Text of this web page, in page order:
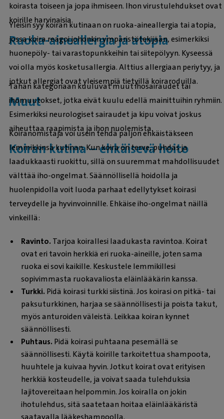
koirasta toiseen ja jopa ihmiseen. Ihon virustulehdukset ovat
koirille harvinaisia.
Ruoka-aineallergia ja atopia
Yleisin syy koiran kutinaan on ruoka-aineallergia tai atopia,
jossa koira reagoi johonkin ympäristötekijään, esimerkiksi
huonepöly- tai varastopunkkeihin tai siitepölyyn. Kyseessä
voi olla myös kosketusallergia. Alttius allergiaan periytyy, ja
jotkut allergiat ovat yleisempiä tietyillä koiraroduilla.
Muut
Tähän kategoriaan kuuluvat muut ihosairaudet tai
ihomuutokset, jotka eivät kuulu edellä mainittuihin ryhmiin.
Esimerkiksi neurologiset sairaudet ja kipu voivat joskus
aiheuttaa raapimista ja ihon nuolemista.
Koiran kutina – ehkäisevä hoito
Koiranomistaja voi usein tehdä paljon ehkäistäkseen
lemmikkinsä kutinan. Kun koira on terve, puhdas ja
laadukkaasti ruokittu, sillä on suuremmat mahdollisuudet
välttää iho-ongelmat. Säännöllisellä hoidolla ja
huolenpidolla voit luoda parhaat edellytykset koirasi
terveydelle ja hyvinvoinnille. Ehkäise iho-ongelmat näillä
vinkeillä:
Ravinto. Tarjoa koirallesi laadukasta ravintoa. Koirat
ovat eri tavoin herkkiä eri ruoka-aineille, joten sama
ruoka ei sovi kaikille. Keskustele lemmikillesi
sopivimmasta ruokavaliosta eläinlääkärin kanssa.
Turkki. Pidä koirasi turkki siistinä. Jos koirasi on pitkä- tai
paksuturkkinen, harjaa se säännöllisesti ja poista takut,
myös anturoiden väleistä. Leikkaa koiran kynnet
säännöllisesti.
Puhtaus. Pidä koirasi puhtaana pesemällä se
säännöllisesti. Käytä koirille tarkoitettua shampoota,
huuhtele ja kuivaa hyvin. Jotkut koirat ovat erityisen
herkkiä kosteudelle, ja voivat saada tulehduksia
lajitovereitaan helpommin. Jos koiralla on jokin
ihotulehdus, sitä saatetaan hoitaa eläinlääkäristä
saatavalla lääkeshampoolla.